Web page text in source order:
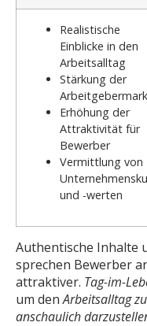
Realistische
Einblicke in den
Arbeitsalltag
Stärkung der
Erhöhung der
Attraktivität für
Bewerber
Vermittlung von
und -werten
Authentische Inhalte
sprechen Bewerber
attraktiver. Tag-im-
um denArbeitsalltag
anschaulich